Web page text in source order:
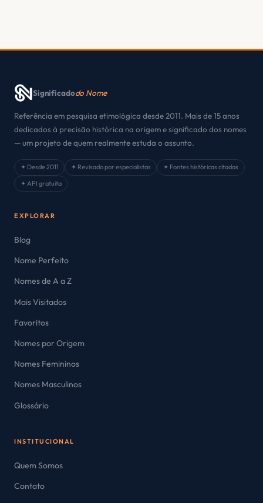
Significadodo Nome
Referência em pesquisa etimológica desde 2011. Mais de 15 anos
dedicados à precisão histórica na origem e significado dos nomes
— um projeto de quem realmente estuda o assunto.
✦ Desde 2011 ✦ Revisado por especialistas
✦ Fontes históricas citadas
✦ API gratuita
EXPLORAR
Blog
Nome Perfeito
Nomes de A a Z
Mais Visitados
Favoritos
Nomes por Origem
Nomes Femininos
Nomes Masculinos
Glossário
INSTITUCIONAL
Quem Somos
Contato